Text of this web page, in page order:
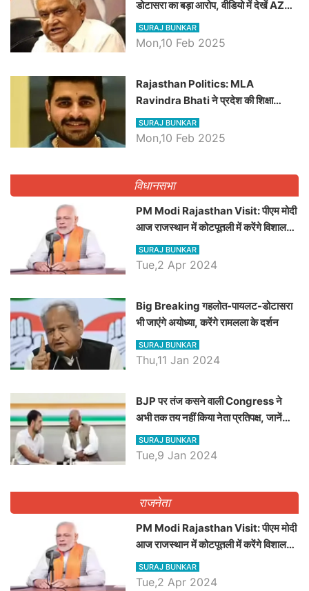
डोटासरा का बड़ा आरोप, वीडियो में देखें AZ
बड़ी खबरें
SURAJ BUNKAR
Mon,10 Feb 2025
Rajasthan Politics: MLA
Ravindra Bhati ने प्रदेश की शिक्षा
व्यवस्था पर उठाए सवाल, Madan
Dilawar पर हमला करते हुए गिनवाये खाली
SURAJ BUNKAR
Mon,10 Feb 2025
विधानसभा
PM Modi Rajasthan Visit: पीएम मोदी
आज राजस्थान में कोटपूतली में करेंगे विशाल
रैली, एक सभा से 8 सीटों पर साधेगें निशाना
SURAJ BUNKAR
Tue,2 Apr 2024
Big Breaking गहलोत-पायलट-डोटासरा
भी जाएंगे अयोध्या, करेंगे रामलला के दर्शन
SURAJ BUNKAR
Thu,11 Jan 2024
BJP पर तंज कसने वाली Congress ने
अभी तक तय नहीं किया नेता प्रतिपक्ष, जानें
कौन होगा दावेदार
SURAJ BUNKAR
Tue,9 Jan 2024
राजनेता
PM Modi Rajasthan Visit: पीएम मोदी
आज राजस्थान में कोटपूतली में करेंगे विशाल
रैली, एक सभा से 8 सीटों पर साधेगें निशाना
SURAJ BUNKAR
Tue,2 Apr 2024